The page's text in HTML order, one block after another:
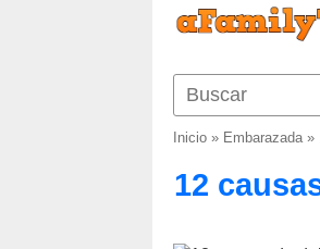
Inicio» Embarazada»
12